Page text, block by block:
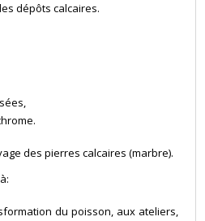
dépôts calcaires.
des pierres calcaires (marbre).
du poisson, aux ateliers,